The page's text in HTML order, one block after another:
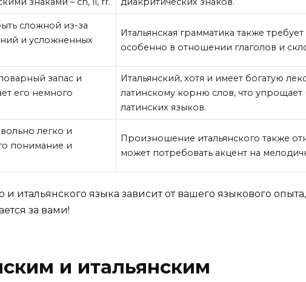
сложной из-за
и усложненных
Итальянская грамматика также
особенно в отношении глаголов и
запас и
его немного
Итальянский, хотя и имеет богатую
латинскому корню слов, что упрощает
латинских языков.
легко и
понимание и
Произношение итальянского также
может потребовать акцент на
итальянского языка зависит от вашего языкового
за вами!
и итальянским